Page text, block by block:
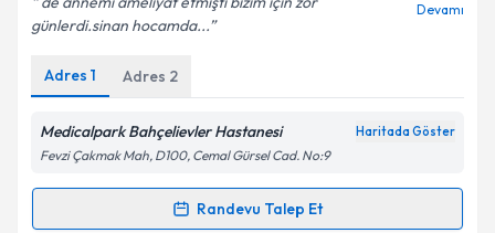
Kişisel verilerimin işlenmesine ilişkin
Metni'ni okudum ve kişisel verilerimin belirtilen
kapsamda işlenmesini kabul ediyorum.
Takvim Talebini Gönder
günlerdi.sinan hocamda...
Devamı
Adres 1 Adres 2
Medicalpark Bahçelievler Hastanesi Haritada Göster
Fevzi Çakmak Mah, D100, Cemal Gürsel Cad. No:9
Randevu Talep Et
Randevu Takvimi Talebi